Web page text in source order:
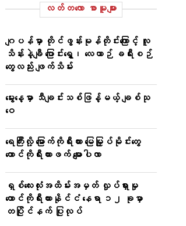
လတ်တ‌လော စာမူများ
ဂျပန်မှာ တိုင်ဖွန်းမုန်တိုင်းကြောင့် လူ
သိန်းနဲ့ချီ ပြောင်းရွှေ့၊ လေယာဉ် ခရီးစဉ်
တွေလည်း ဖျက်သိမ်း
မွေးနေ့မှာ သီချင်းသစ်ဖြန့်မယ့် ချစ်သု
ဝေ
ရေကြီးလို့ မြောက်ကိုရီးယား မြေမြှုပ်မိုင်းတွေ
တောင်ကိုရီးယားဖက် မျောပါလာ
ရှစ်လေးလုံးအထိမ်းအမှတ် လှုပ်ရှားမှု
တောင်ကိုရီးယားနိုင်ငံ နေရာ ၁၂ ခုမှာ
တပြိုင်နက် ပြုလုပ်